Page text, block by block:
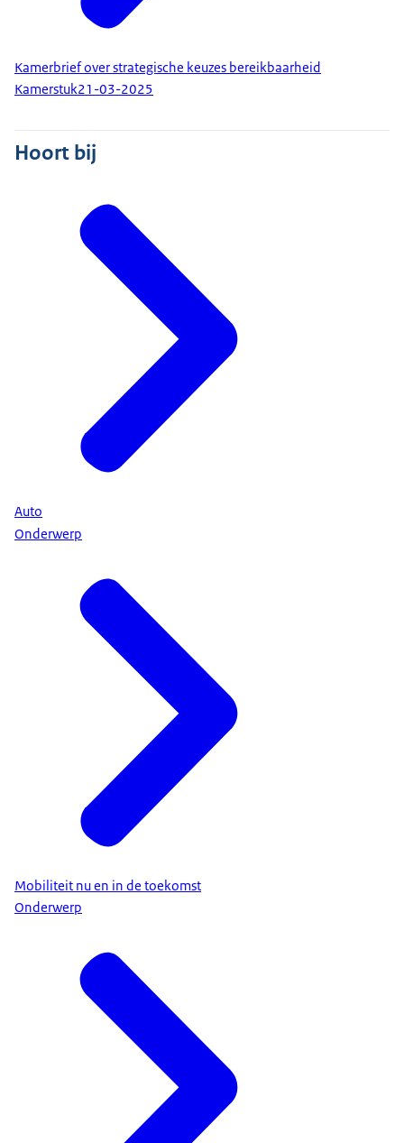
Kamerbrief over strategische keuzes bereikbaarheid
Kamerstuk21-03-2025
Hoort bij
Auto
Onderwerp
Mobiliteit nu en in de toekomst
Onderwerp